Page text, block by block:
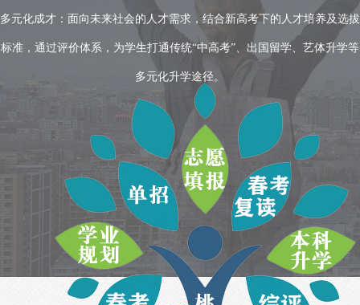
多元化成才：面向未来社会的人才需求，结合新高考下的人才培养及选拔
标准，通过评价体系，为学生打通传统“中高考”、出国留学、艺体升学等
多元化升学途径。